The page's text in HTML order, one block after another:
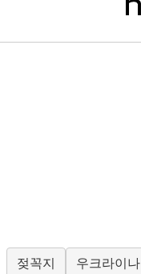
젖꼭지 우크라이나